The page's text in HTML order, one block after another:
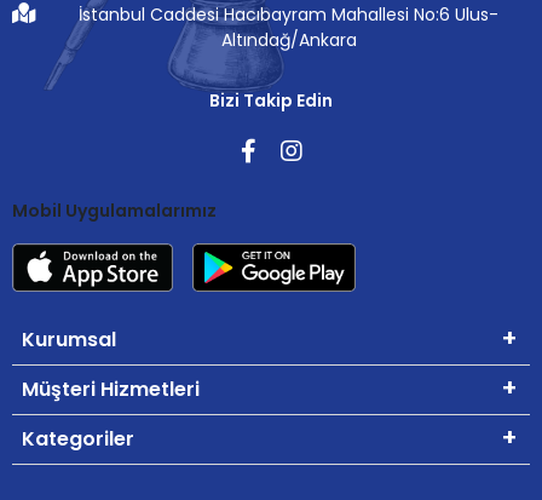
İstanbul Caddesi Hacıbayram Mahallesi No:6 Ulus-
Altındağ/Ankara
Bizi Takip Edin
Mobil Uygulamalarımız
Kurumsal
Müşteri Hizmetleri
Kategoriler